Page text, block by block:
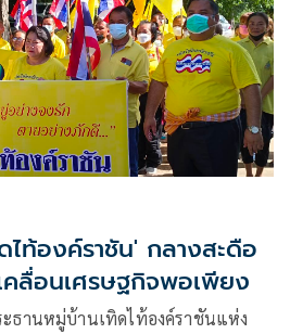
ไท้องค์ราชัน' กลางสะดือ
ลื่อนเศรษฐกิจพอเพียง
านหมู่บ้านเทิดไท้องค์ราชันแห่ง